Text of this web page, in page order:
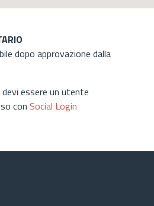
dopo approvazione dalla
essere un utente
con Social Login